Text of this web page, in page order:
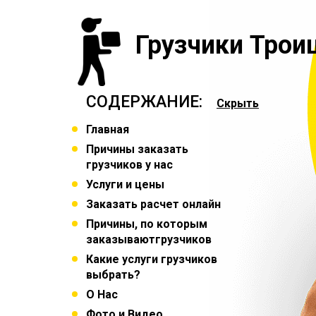
Грузчики
СОДЕРЖАНИЕ:
Скрыть
Главная
Причины заказать
грузчиков у нас
Услуги и цены
Заказать расчет онлайн
Причины, по которым
заказываютгрузчиков
Какие услуги грузчиков
выбрать?
О Нас